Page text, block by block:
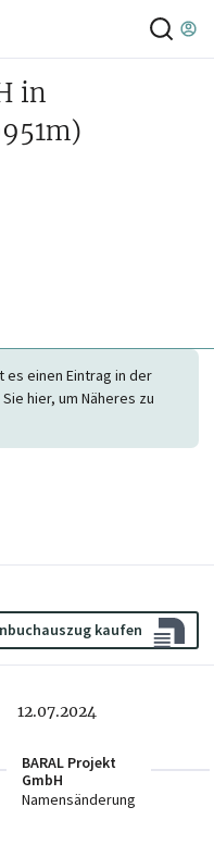
in
es einen Eintrag in der
hier, um Näheres zu
kaufen
12.07.2024
BARAL Projekt
GmbH
Namensänderung